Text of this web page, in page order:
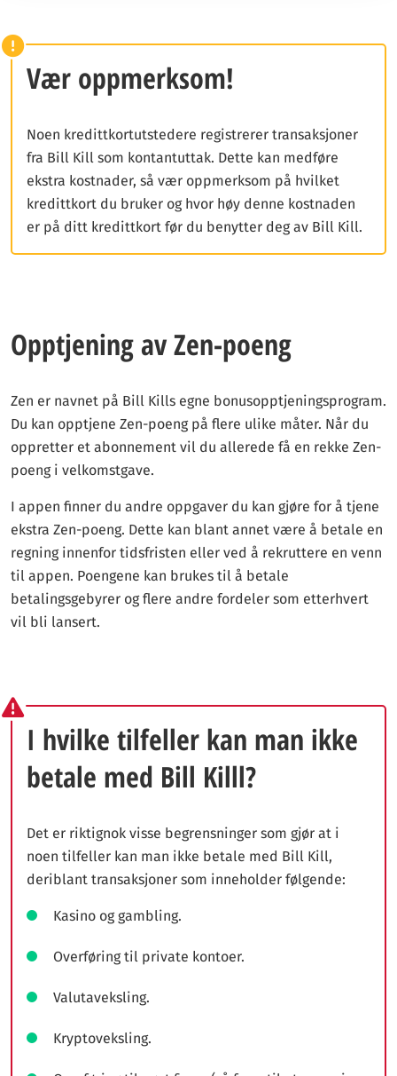
Vær oppmerksom!
Noen kredittkortutstedere registrerer transaksjoner
fra Bill Kill som kontantuttak. Dette kan medføre
ekstra kostnader, så vær oppmerksom på hvilket
kredittkort du bruker og hvor høy denne kostnaden
er på ditt kredittkort før du benytter deg av Bill Kill.
Opptjening av Zen-poeng
Zen er navnet på Bill Kills egne bonusopptjeningsprogram.
Du kan opptjene Zen-poeng på flere ulike måter. Når du
oppretter et abonnement vil du allerede få en rekke Zen-
poeng i velkomstgave.
I appen finner du andre oppgaver du kan gjøre for å tjene
ekstra Zen-poeng. Dette kan blant annet være å betale en
regning innenfor tidsfristen eller ved å rekruttere en venn
til appen. Poengene kan brukes til å betale
betalingsgebyrer og flere andre fordeler som etterhvert
vil bli lansert.
I hvilke tilfeller kan man ikke
betale med Bill Killl?
Det er riktignok visse begrensninger som gjør at i
noen tilfeller kan man ikke betale med Bill Kill,
deriblant transaksjoner som inneholder følgende:
Kasino og gambling.
Overføring til private kontoer.
Valutaveksling.
Kryptoveksling.